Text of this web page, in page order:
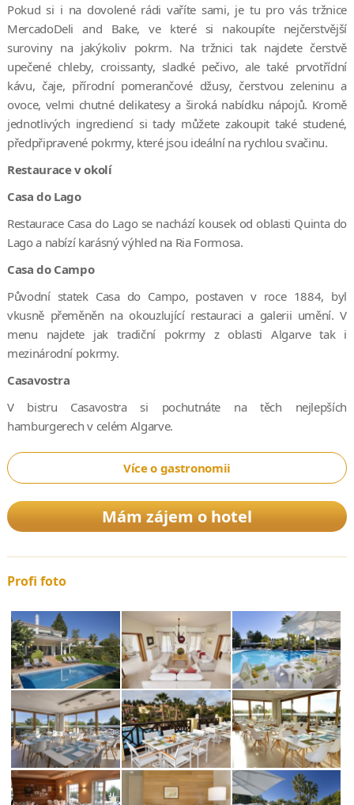
Pokud si i na dovolené rádi vaříte sami, je tu pro vás tržnice
MercadoDeli and Bake, ve které si nakoupíte nejčerstvější
suroviny na jakýkoliv pokrm. Na tržnici tak najdete čerstvě
upečené chleby, croissanty, sladké pečivo, ale také prvotřídní
kávu, čaje, přírodní pomerančové džusy, čerstvou zeleninu a
ovoce, velmi chutné delikatesy a široká nabídku nápojů. Kromě
jednotlivých ingrediencí si tady můžete zakoupit také studené,
předpřipravené pokrmy, které jsou ideální na rychlou svačinu.
Restaurace v okolí
Casa do Lago
Restaurace Casa do Lago se nachází kousek od oblasti Quinta do
Lago a nabízí karásný výhled na Ria Formosa.
Casa do Campo
Původní statek Casa do Campo, postaven v roce 1884, byl
vkusně přeměněn na okouzlující restauraci a galerii umění. V
menu najdete jak tradiční pokrmy z oblasti Algarve tak i
mezinárodní pokrmy.
Casavostra
V bistru Casavostra si pochutnáte na těch nejlepších
hamburgerech v celém Algarve.
Více o gastronomii
Mám zájem o hotel
Profi foto